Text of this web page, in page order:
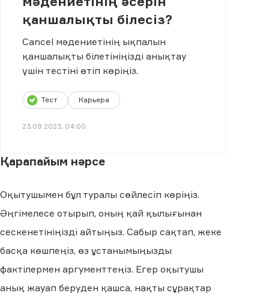
қаншалықты білесіз?
Cancel мәдениетінің ықпалын
қаншалықты білетініңізді анықтау
үшін тестіні өтіп көріңіз.
Тест Карьера
23.09.2023, 04:00
Қарапайым нәрсе
Оқытушымен бұл туралы сөйлесіп көріңіз.
Әңгімелесе отырып, оның қай қылығынан
сескенетініңізді айтыңыз. Сабыр сақтап, жеке
басқа көшпеңіз, өз ұстанымыңызды
фактілермен аргументтеңіз. Егер оқытушы
анық жауап беруден қашса, нақты сұрақтар